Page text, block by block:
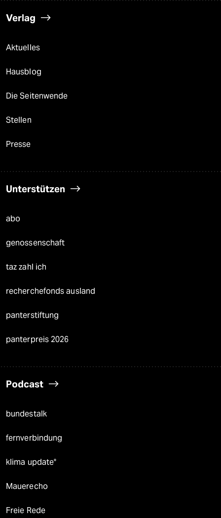
Verlag
Aktuelles
Hausblog
Die Seitenwende
Stellen
Presse
Unterstützen
abo
genossenschaft
taz zahl ich
recherchefonds ausland
panterstiftung
panterpreis 2026
Podcast
bundestalk
fernverbindung
klima update°
Mauerecho
Freie Rede